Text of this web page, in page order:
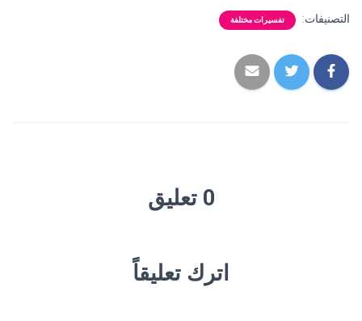
التصنيفات: تفسيرات مختلفة
0 تعليق
اترك تعليقاً